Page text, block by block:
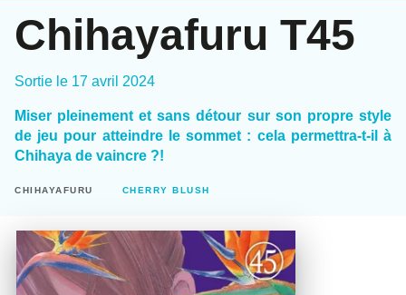
Chihayafuru T45
Sortie le 17 avril 2024
Miser pleinement et sans détour sur son propre style
de jeu pour atteindre le sommet : cela permettra-t-il à
Chihaya de vaincre ?!
CHIHAYAFURU CHERRY BLUSH